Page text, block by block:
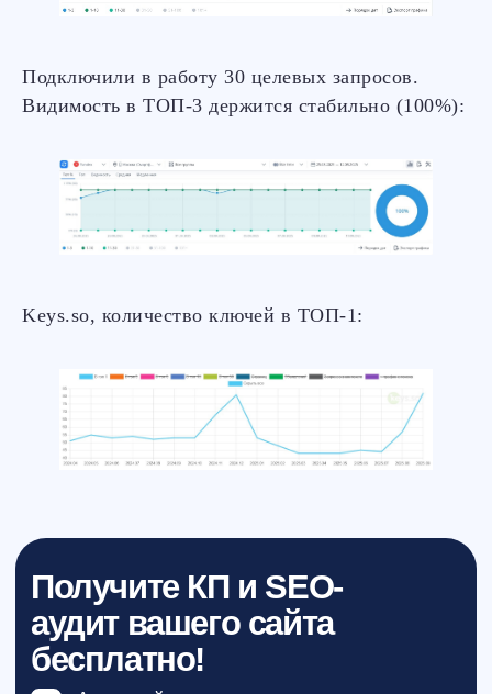
Подключили в работу 30 целевых запросов.
Видимость в ТОП-3 держится стабильно (100%):
Keys.so, количество ключей в ТОП-1: